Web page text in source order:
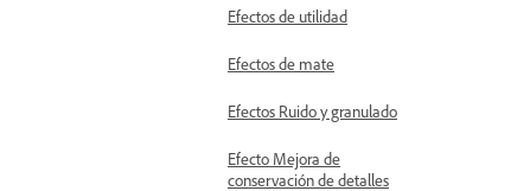
Efectos de utilidad
Efectos de mate
Efectos Ruido y granulado
Efecto Mejora de
conservación de detalles